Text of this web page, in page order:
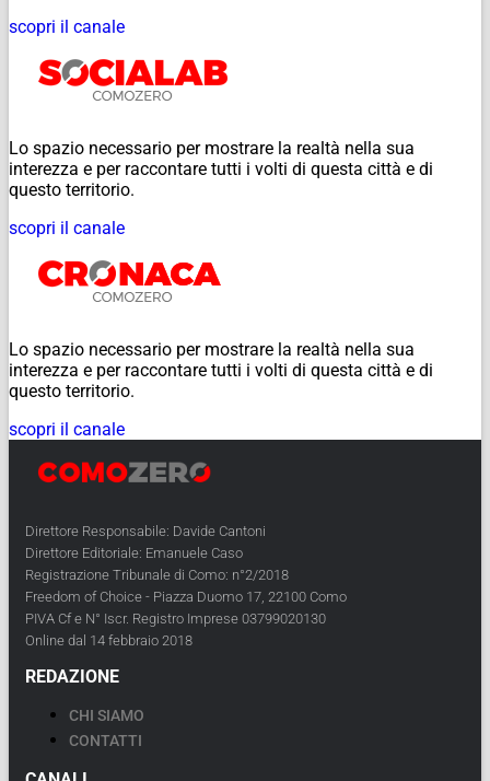
scopri il canale
Lo spazio necessario per mostrare la realtà nella sua
interezza e per raccontare tutti i volti di questa città e di
questo territorio.
scopri il canale
Lo spazio necessario per mostrare la realtà nella sua
interezza e per raccontare tutti i volti di questa città e di
questo territorio.
scopri il canale
Direttore Responsabile: Davide Cantoni
Direttore Editoriale: Emanuele Caso
Registrazione Tribunale di Como: n°2/2018
Freedom of Choice - Piazza Duomo 17, 22100 Como
PIVA Cf e N° Iscr. Registro Imprese 03799020130
Online dal 14 febbraio 2018
REDAZIONE
CHI SIAMO
CONTATTI